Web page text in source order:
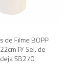
de Filme BOPP
P/ Sel. de
SB270